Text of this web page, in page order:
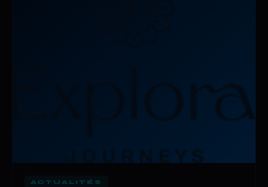
ACTUALITÉS